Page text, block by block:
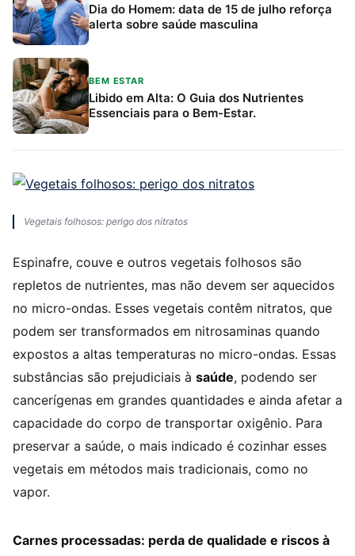
Dia do Homem: data de 15 de julho reforça
alerta sobre saúde masculina
BEM ESTAR
Libido em Alta: O Guia dos Nutrientes
Essenciais para o Bem-Estar.
Vegetais folhosos: perigo dos nitratos
Espinafre, couve e outros vegetais folhosos são
repletos de nutrientes, mas não devem ser aquecidos
no micro-ondas. Esses vegetais contêm nitratos, que
podem ser transformados em nitrosaminas quando
expostos a altas temperaturas no micro-ondas. Essas
substâncias são prejudiciais à saúde, podendo ser
cancerígenas em grandes quantidades e ainda afetar a
capacidade do corpo de transportar oxigênio. Para
preservar a saúde, o mais indicado é cozinhar esses
vegetais em métodos mais tradicionais, como no
vapor.
Carnes processadas: perda de qualidade e riscos à